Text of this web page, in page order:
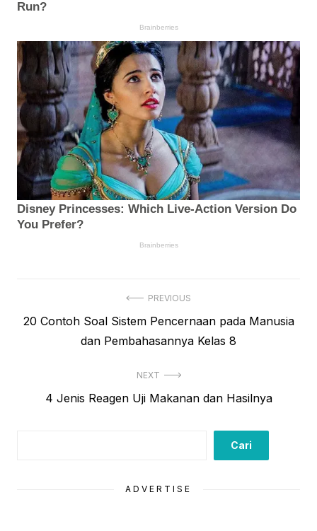
pos
PREVIOUS
Previous
20 Contoh Soal Sistem Pencernaan pada Manusia
dan Pembahasannya Kelas 8
NEXT
Next
4 Jenis Reagen Uji Makanan dan Hasilnya
Cari
ADVERTISE